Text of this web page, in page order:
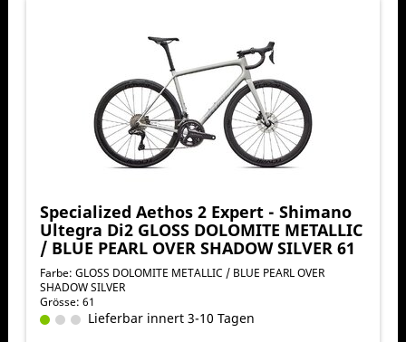
Specialized Aethos 2 Expert - Shimano
Ultegra Di2 GLOSS DOLOMITE METALLIC
/ BLUE PEARL OVER SHADOW SILVER 61
Farbe: GLOSS DOLOMITE METALLIC / BLUE PEARL OVER
SHADOW SILVER
Grösse: 61
Lieferbar innert 3-10 Tagen